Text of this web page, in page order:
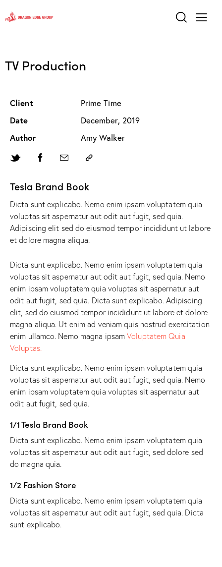
TV Production
Client
Prime Time
Date
December, 2019
Author
Amy Walker
Tesla Brand Book
Dicta sunt explicabo. Nemo enim ipsam voluptatem quia
voluptas sit aspernatur aut odit aut fugit, sed quia.
Adipiscing elit sed do eiusmod tempor incididunt ut labore
et dolore magna aliqua.
Dicta sunt explicabo. Nemo enim ipsam voluptatem quia
voluptas sit aspernatur aut odit aut fugit, sed quia. Nemo
enim ipsam voluptatem quia voluptas sit aspernatur aut
odit aut fugit, sed quia. Dicta sunt explicabo. Adipiscing
elit, sed do eiusmod tempor incididunt ut labore et dolore
magna aliqua. Ut enim ad veniam quis nostrud exercitation
enim ullamco. Nemo magna ipsamVoluptatem Quia
Voluptas.
Dicta sunt explicabo. Nemo enim ipsam voluptatem quia
voluptas sit aspernatur aut odit aut fugit, sed quia. Nemo
enim ipsam voluptatem quia voluptas sit aspernatur aut
odit aut fugit, sed quia.
1/1 Tesla Brand Book
Dicta sunt explicabo. Nemo enim ipsam voluptatem quia
voluptas sit aspernatur aut odit aut fugit, sed dolore sed
do magna quia.
1/2 Fashion Store
Dicta sunt explicabo. Nemo enim ipsam voluptatem quia
voluptas sit aspernatur aut odit aut fugit, sed quia. Dicta
sunt explicabo.